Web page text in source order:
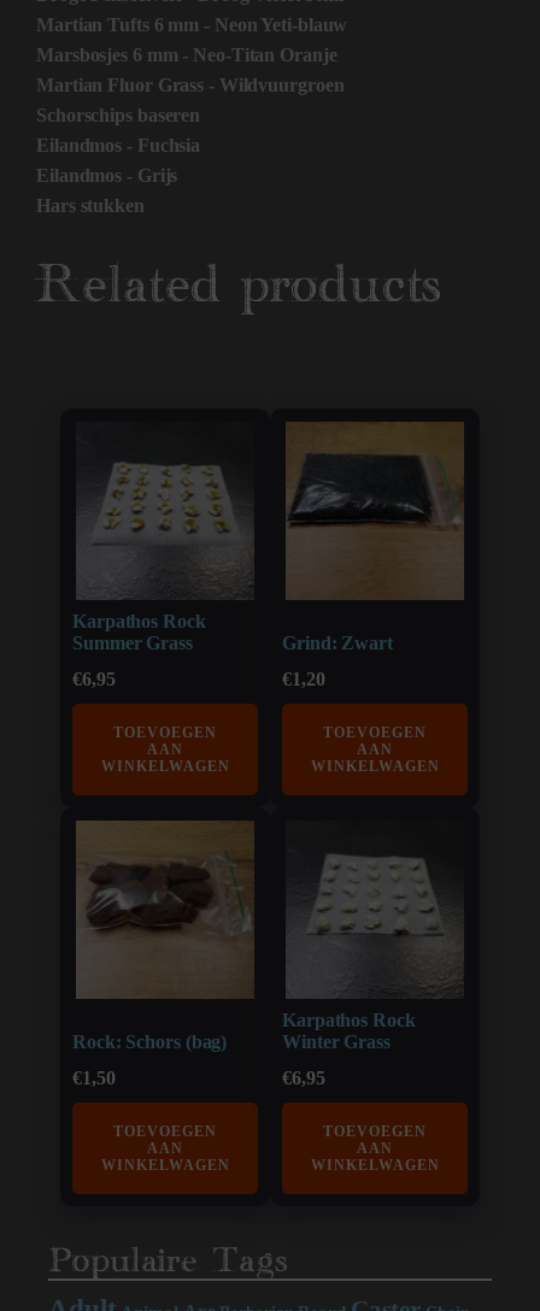
Martian Tufts 6 mm - Neon Yeti-blauw
Marsbosjes 6 mm - Neo-Titan Oranje
Martian Fluor Grass - Wildvuurgroen
Schorschips baseren
Eilandmos - Fuchsia
Eilandmos - Grijs
Hars stukken
Related products
Karpathos Rock
Summer Grass
€6,95
TOEVOEGEN
AAN
WINKELWAGEN
Grind: Zwart
€1,20
TOEVOEGEN
AAN
WINKELWAGEN
Rock: Schors (bag)
€1,50
TOEVOEGEN
AAN
WINKELWAGEN
Karpathos Rock
Winter Grass
€6,95
TOEVOEGEN
AAN
WINKELWAGEN
Populaire Tags